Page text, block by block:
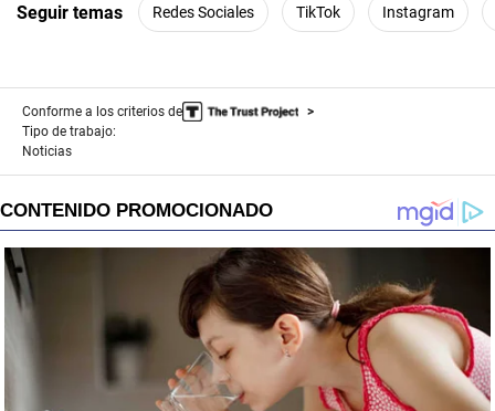
Seguir temas Redes Sociales TikTok Instagram
Conforme a los criterios de
Tipo de trabajo:
Noticias